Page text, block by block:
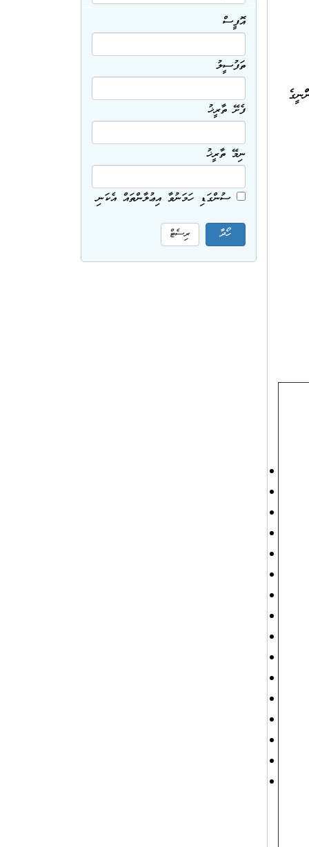
އޮފީސް
ތަފުސީލު
ފެށޭ ތާރީޚު
ނިމޭ ތާރީޚު
ސުންގަޑި ހަމަނުވާ އިޢުލާންތައް އެކަނި